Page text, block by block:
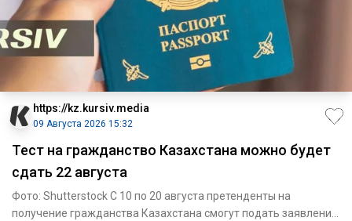
https://kz.kursiv.media
09 Августа 2026 15:32
Тест на гражданство Казахстана можно будет
сдать 22 августа
Фото: Shutterstock С 10 по 20 августа претенденты на
получение гражданства Казахстана смогут подать заявления